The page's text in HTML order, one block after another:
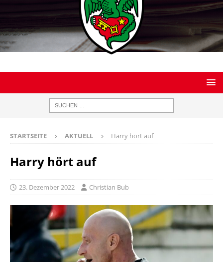
STARTSEITE AKTUELL Harry hört auf
Harry hört auf
23. Dezember 2022 Christian Bub